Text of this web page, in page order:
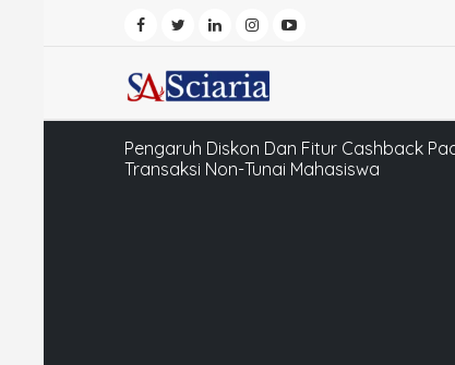
Pengaruh Diskon Dan Fitur Cashback
Transaksi Non-Tunai Mahasiswa